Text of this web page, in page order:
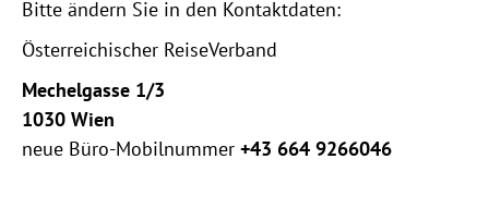
Bitte ändern Sie in den Kontaktdaten:
Österreichischer ReiseVerband
Mechelgasse 1/3
1030 Wien
neue Büro-Mobilnummer +43 664 9266046